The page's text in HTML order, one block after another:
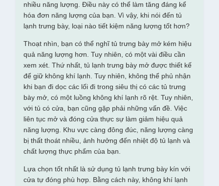
nhiều năng lượng. Điều này có thể làm tăng đáng kể
hóa đơn năng lượng của bạn. Vì vậy, khi nói đến tủ
lạnh trưng bày, loại nào tiết kiệm năng lượng tốt hơn?
Thoạt nhìn, bạn có thể nghĩ tủ trưng bày mở kém hiệu
quả năng lượng hơn. Tuy nhiên, có một vài điều cần
xem xét. Thứ nhất, tủ lạnh trưng bày mở được thiết kế
để giữ không khí lạnh. Tuy nhiên, không thể phủ nhận
khi bạn đi dọc các lối đi trong siêu thị có các tủ trưng
bày mở, có một luồng không khí lạnh rõ rệt. Tuy nhiên,
với tủ có cửa, bạn cũng gặp phải những vấn đề. Việc
liên tục mở và đóng cửa thực sự làm giảm hiệu quả
năng lượng. Khu vực càng đông đúc, năng lượng càng
bị thất thoát nhiều, ảnh hưởng đến nhiệt độ tủ lạnh và
chất lượng thực phẩm của bạn.
Lựa chọn tốt nhất là sử dụng tủ lạnh trưng bày kín với
cửa tự đóng phù hợp. Bằng cách này, không khí lạnh